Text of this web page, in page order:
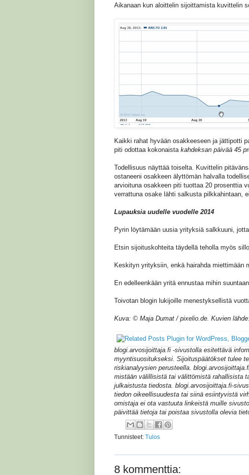
Aikanaan kun aloittelin sijoittamista kuvittelin
Kaikki rahat hyvään osakkeeseen ja jättipotti
piti odottaa kokonaista kahdeksan päivää 45
Todellisuus näyttää toiselta. Kuvittelin
ostaneeni osakkeen älyttömän halvalla
arvioituna osakkeen piti tuottaa 20 prosenttia
verrattuna osake lähti salkusta pilkkahintaan,
Lupauksia uudelle vuodelle 2014
Pyrin löytämään uusia yrityksiä salkkuuni,
Etsin sijoituskohteita täydellä teholla myös
Keskityn yrityksiin, enkä hairahda miettimään
En edelleenkään yritä ennustaa mihin
Toivotan blogin lukijoille menestyksellistä
Kuva: © Maja Dumat / pixelio.de. Kuvien lähde:
blogi.arvosijoittaja.fi -sivustolla esitettävä
myyntisuositukseksi. Sijoituspäätökset tulee
riskianalyysien perusteella.
mistään välillisistä tai välittömistä rahallisista
julkaistusta tiedosta. blogi.arvosijoittaja.fi-
tiedon oikeellisuudesta tai siinä esiintyvistä
omistaja ei ota vastuuta linkeistä muille
päivittää tietoja tai poistaa sivustolla olevia
Tunnisteet: Tulos
8 kommenttia: